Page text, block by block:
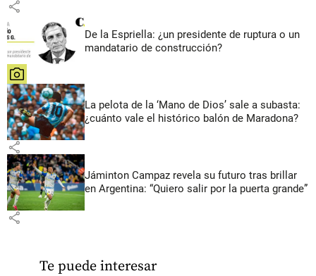
share
De la Espriella: ¿un presidente de ruptura o un
mandatario de construcción?
share
La pelota de la ‘Mano de Dios’ sale a subasta:
¿cuánto vale el histórico balón de Maradona?
share
Jáminton Campaz revela su futuro tras brillar
en Argentina: “Quiero salir por la puerta grande”
share
Te puede interesar